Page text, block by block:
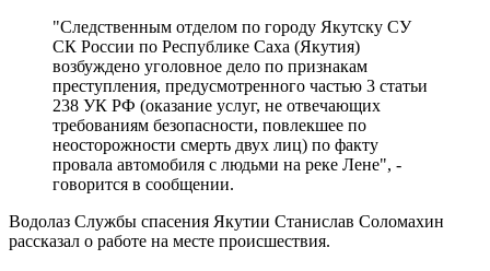
"Следственным отделом по городу Якутску СУ
СК России по Республике Саха (Якутия)
возбуждено уголовное дело по признакам
преступления, предусмотренного частью 3 статьи
238 УК РФ (оказание услуг, не отвечающих
требованиям безопасности, повлекшее по
неосторожности смерть двух лиц) по факту
провала автомобиля с людьми на реке Лене", -
говорится в сообщении.
Водолаз Службы спасения Якутии Станислав Соломахин
рассказал о работе на месте происшествия.